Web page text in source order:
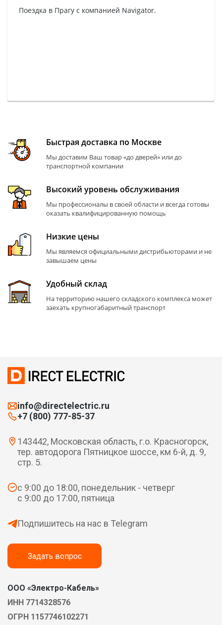
Поездка в Прагу с компанией Navigator.
Быстрая доставка по Москве
Мы доставим Ваш товар «до дверей» или до
транспортной компании
Высокий уровень обслуживания
Мы профессионалы в своей области и всегда готовы
оказать квалифицированную помощь
Низкие цены
Мы являемся официальными дистрибьюторами и не
завышаем цены
Удобный склад
На территорию нашего складского комплекса может
заехать крупногабаритный транспорт
info@directelectric.ru
+7 (800) 777-85-37
143442, Московская область, г.о. Красногорск,
тер. автодорога Пятницкое шоссе, км 6-й, д. 9,
стр. 5.
с 9:00 до 18:00, понедельник - четверг
с 9:00 до 17:00, пятница
Подпишитесь на нас в Telegram
Задать вопрос
ООО «Электро-Кабель»
ИНН 7714328576
ОГРН 1157746102271